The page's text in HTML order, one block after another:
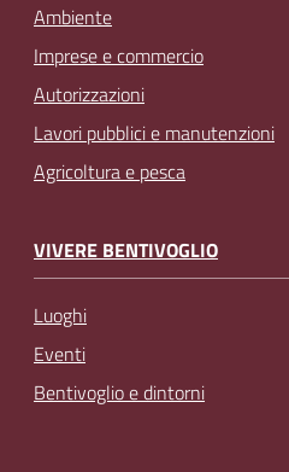
Ambiente
Imprese e commercio
Autorizzazioni
Lavori pubblici e manutenzioni
Agricoltura e pesca
VIVERE BENTIVOGLIO
Luoghi
Eventi
Bentivoglio e dintorni